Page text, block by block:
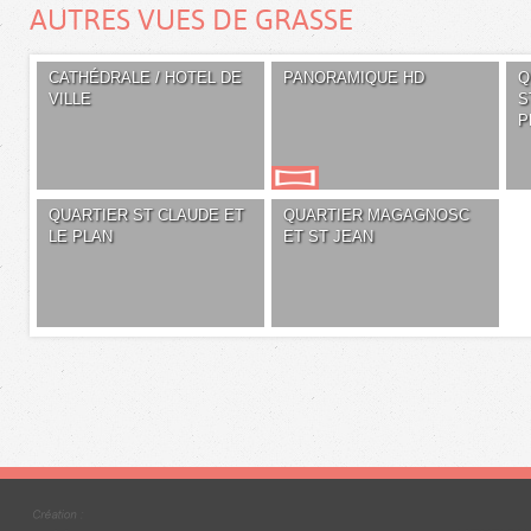
AUTRES VUES DE GRASSE
CATHÉDRALE / HOTEL DE
VILLE
PANORAMIQUE HD
QUARTIER ST CLAUDE ET
LE PLAN
QUARTIER MAGAGNOSC
ET ST JEAN